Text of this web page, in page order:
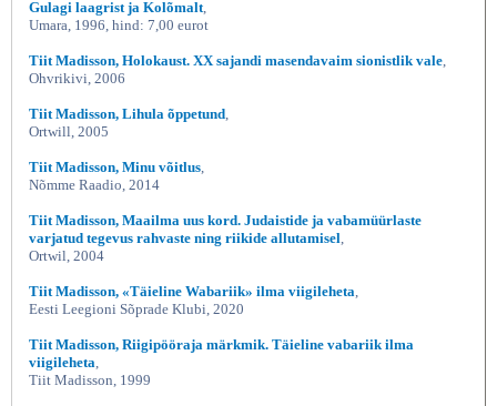
Gulagi laagrist ja Kolõmalt,
Umara, 1996, hind: 7,00 eurot
Tiit Madisson, Holokaust. XX sajandi masendavaim sionistlik vale,
Ohvrikivi, 2006
Tiit Madisson, Lihula õppetund,
Ortwill, 2005
Tiit Madisson, Minu võitlus,
Nõmme Raadio, 2014
Tiit Madisson, Maailma uus kord. Judaistide ja vabamüürlaste
varjatud tegevus rahvaste ning riikide allutamisel,
Ortwil, 2004
Tiit Madisson, «Täieline Wabariik» ilma viigileheta,
Eesti Leegioni Sõprade Klubi, 2020
Tiit Madisson, Riigipööraja märkmik. Täieline vabariik ilma
viigileheta,
Tiit Madisson, 1999